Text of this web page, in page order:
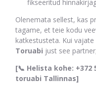
fikseeritud
Olenemata sellest, kas
tagame, et teie kodu
katkestusteta. Kui
Toruabi just see
[📞 Helista kohe: +372
toruabi Tallinnas]